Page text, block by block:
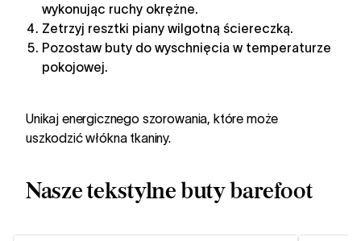
wykonując ruchy okrężne.
Zetrzyj resztki piany wilgotną ściereczką.
Pozostaw buty do wyschnięcia w temperaturze
pokojowej.
Unikaj energicznego szorowania, które może
uszkodzić włókna tkaniny.
Nasze tekstylne buty barefoot